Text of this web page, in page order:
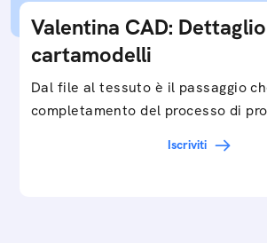
Valentina CAD:
cartamodelli
Dal file al tessuto è il passaggio
completamento del processo di
Iscriviti